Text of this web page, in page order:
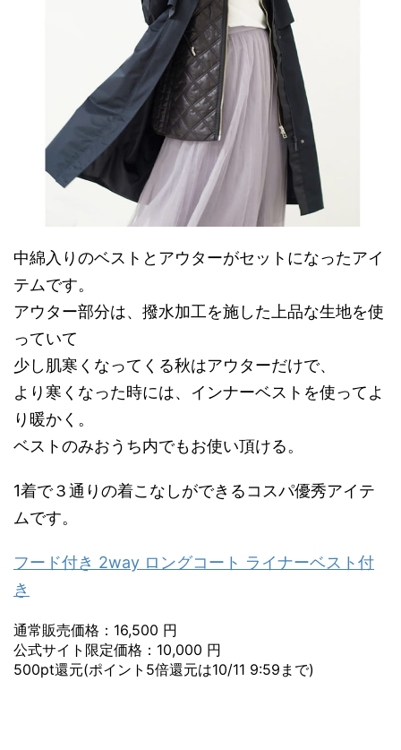
中綿入りのベストとアウターがセットになったアイ
テムです。
アウター部分は、撥水加工を施した上品な生地を使
っていて
少し肌寒くなってくる秋はアウターだけで、
より寒くなった時には、インナーベストを使ってよ
り暖かく。
ベストのみおうち内でもお使い頂ける。
1着で３通りの着こなしができるコスパ優秀アイテ
ムです。
フード付き 2way ロングコート ライナーベスト付
き
通常販売価格：16,500 円
公式サイト限定価格：10,000 円
500pt還元(ポイント5倍還元は10/11 9:59まで)